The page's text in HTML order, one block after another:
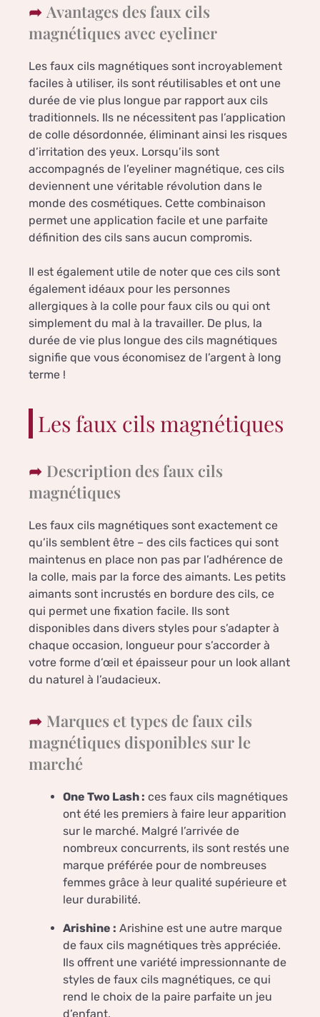
Avantages des faux cils
magnétiques avec eyeliner
Les faux cils magnétiques sont incroyablement
faciles à utiliser, ils sont réutilisables et ont une
durée de vie plus longue par rapport aux cils
traditionnels. Ils ne nécessitent pas l’application
de colle désordonnée, éliminant ainsi les risques
d’irritation des yeux. Lorsqu’ils sont
accompagnés de l’eyeliner magnétique, ces cils
deviennent une véritable révolution dans le
monde des cosmétiques. Cette combinaison
permet une application facile et une parfaite
définition des cils sans aucun compromis.
Il est également utile de noter que ces cils sont
également idéaux pour les personnes
allergiques à la colle pour faux cils ou qui ont
simplement du mal à la travailler. De plus, la
durée de vie plus longue des cils magnétiques
signifie que vous économisez de l’argent à long
terme !
Les faux cils magnétiques
Description des faux cils
magnétiques
Les faux cils magnétiques sont exactement ce
qu’ils semblent être – des cils factices qui sont
maintenus en place non pas par l’adhérence de
la colle, mais par la force des aimants. Les petits
aimants sont incrustés en bordure des cils, ce
qui permet une fixation facile. Ils sont
disponibles dans divers styles pour s’adapter à
chaque occasion, longueur pour s’accorder à
votre forme d’œil et épaisseur pour un look allant
du naturel à l’audacieux.
Marques et types de faux cils
magnétiques disponibles sur le
marché
One Two Lash : ces faux cils magnétiques
ont été les premiers à faire leur apparition
sur le marché. Malgré l’arrivée de
nombreux concurrents, ils sont restés une
marque préférée pour de nombreuses
femmes grâce à leur qualité supérieure et
leur durabilité.
Arishine : Arishine est une autre marque
de faux cils magnétiques très appréciée.
Ils offrent une variété impressionnante de
styles de faux cils magnétiques, ce qui
rend le choix de la paire parfaite un jeu
d’enfant.